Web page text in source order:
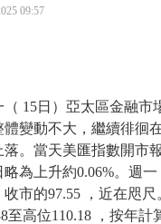
09:57
（ 15日）亞太區金融市
體變動不大，繼續徘徊
落。當天美匯指數開市
略為上升約0.06%。週
收市的97.55 ，近在咫
至高位110.18 ，按年計